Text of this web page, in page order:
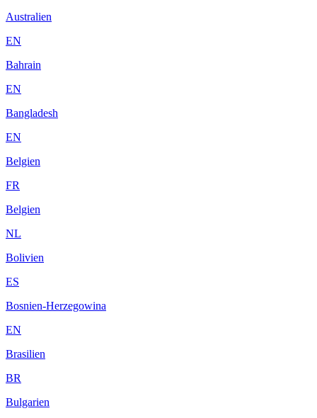
Australien
EN
Bahrain
EN
Bangladesh
EN
Belgien
FR
Belgien
NL
Bolivien
ES
Bosnien-Herzegowina
EN
Brasilien
BR
Bulgarien